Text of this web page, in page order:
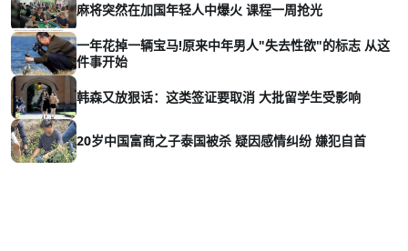
麻将突然在加国年轻人中爆火 课程一周抢光
一年花掉一辆宝马!原来中年男人"失去性欲"的标志 从这
件事开始
韩森又放狠话：这类签证要取消 大批留学生受影响
20岁中国富商之子泰国被杀 疑因感情纠纷 嫌犯自首